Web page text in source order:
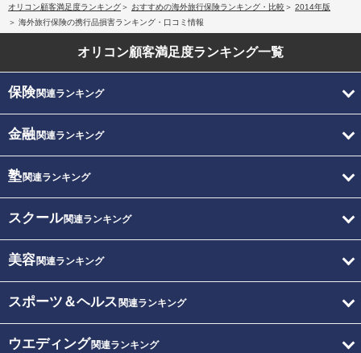
オリコン顧客満足度ランキング おすすめの海外旅行保険ランキング・比較
2014年版
海外旅行保険の携行品損害ランキング・口コミ情報
オリコン顧客満足度ランキング一覧
保険関連ランキング
金融関連ランキング
塾関連ランキング
スクール関連ランキング
美容関連ランキング
スポーツ＆ヘルス 関連ランキング
ウエディング関連ランキング